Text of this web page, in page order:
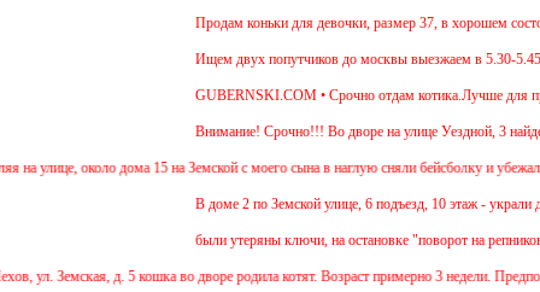
Продам коньки для девочки, размер 37, в хорошем
Ищем двух попутчиков до москвы выезжаем в 5.30-5.45
GUBERNSKI.COM • Срочно отдам котика.Лучше для
Внимание! Срочно!!! Во дворе на улице Уездной, 3
около дома 15 на Земской с моего сына в наглую сняли бейсболку и убежали
В доме 2 по Земской улице, 6 подъезд, 10 этаж - украли
были утеряны ключи, на остановке "поворот на
Земская, д. 5 кошка во дворе родила котят. Возраст примерно 3 недели.